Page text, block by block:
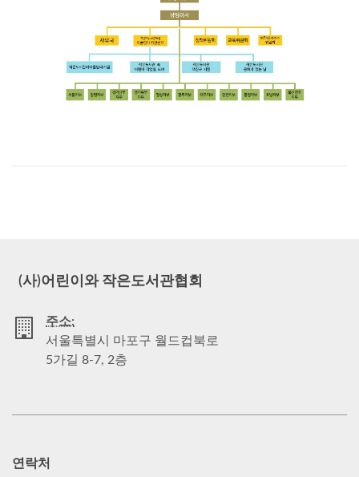
(사)어린이와 작은도서관협회
주소:
서울특별시 마포구 월드컵북로
5가길 8-7, 2층
연락처